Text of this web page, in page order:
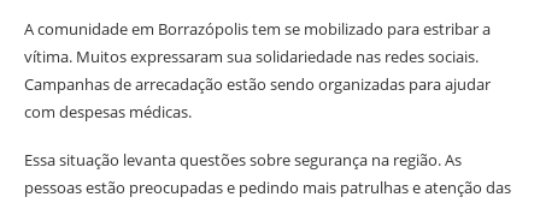
A comunidade em Borrazópolis tem se mobilizado para estribar a
vítima. Muitos expressaram sua solidariedade nas redes sociais.
Campanhas de arrecadação estão sendo organizadas para ajudar
com despesas médicas.
Essa situação levanta questões sobre segurança na região. As
pessoas estão preocupadas e pedindo mais patrulhas e atenção das